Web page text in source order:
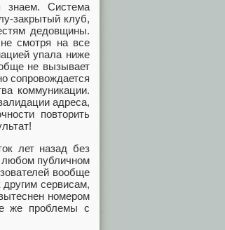
знаем. Система
закрытый клуб,
дедовщины.
смотря на все
упала ниже
не вызывает
сопровождается
коммуникации.
адреса,
повторить
лет назад без
любом публичном
вообще
сервисам,
номером
же проблемы с